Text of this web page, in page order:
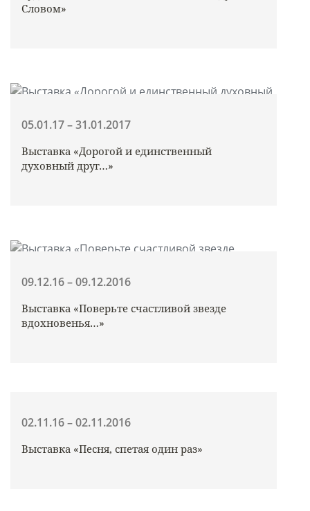
Словом»
05.01.17 – 31.01.2017
Выставка «Дорогой и единственный
духовный друг…»
09.12.16 – 09.12.2016
Выставка «Поверьте счастливой звезде
вдохновенья…»
02.11.16 – 02.11.2016
Выставка «Песня, спетая один раз»